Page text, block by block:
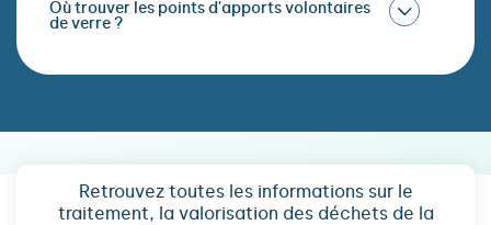
Où trouver les points d'apports volontaires
de verre ?
Retrouvez toutes les informations sur le
traitement, la valorisation des déchets de la